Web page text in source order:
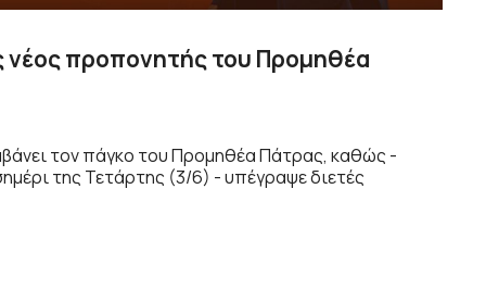
προπονητής του Προμηθέα
τον πάγκο του Προμηθέα Πάτρας, καθώς -
της Τετάρτης (3/6) - υπέγραψε διετές